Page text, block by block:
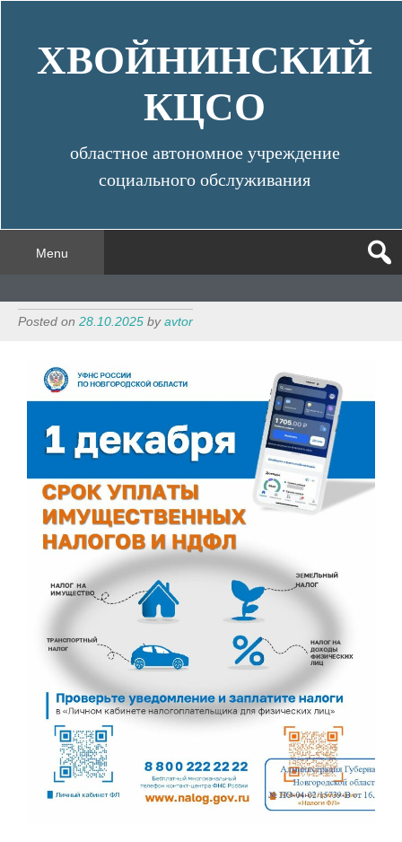
contentХВОЙНИНСКИЙ
КЦСО
областное автономное учреждение
социального обслуживания
Menu
Posted on 28.10.2025 byavtor